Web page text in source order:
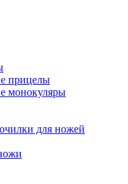
прицелы
монокуляры
для ножей